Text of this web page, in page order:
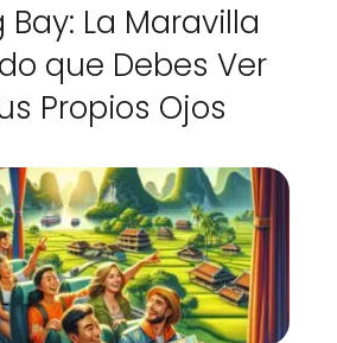
Bay: La Maravilla
que Debes Ver
Propios Ojos